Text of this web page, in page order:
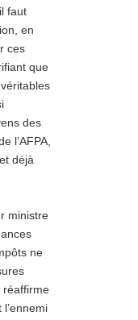
faut
en
ces
que
des
l’AFPA,
déjà
ministre
ne
réaffirme